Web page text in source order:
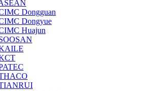
Dongguan
Dongyue
Huajun